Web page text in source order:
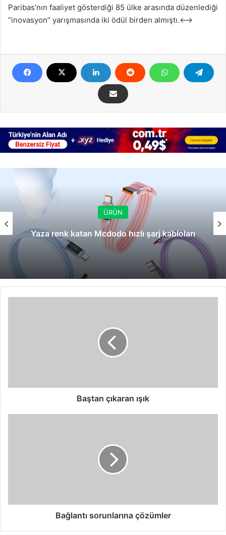
Paribas’nın faaliyet gösterdiği 85 ülke arasında düzenlediği
“inovasyon” yarışmasında iki ödül birden almıştı.<–>
ÜRÜN
Yaza renk katan Mcdodo hızlı şarj kabloları
Baştan çıkaran ışık
Bağlantı sorunlarına çözümler